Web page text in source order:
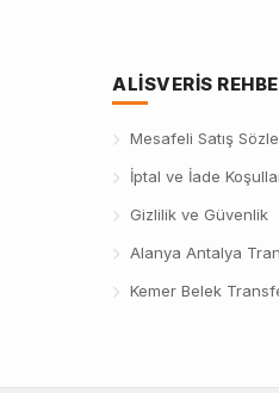
ALISVERIS
Mesafeli Satış
İptal ve İade
Gizlilik ve Güvenlik
Alanya Antalya
Kemer Belek